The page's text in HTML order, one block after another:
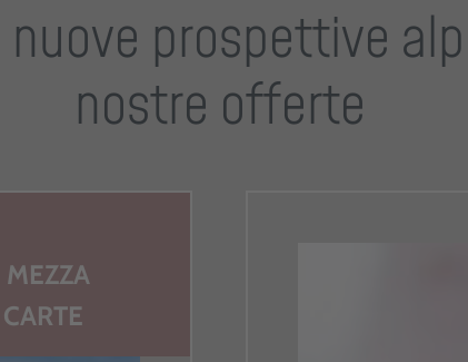
nuove prospettive
nostre offerte